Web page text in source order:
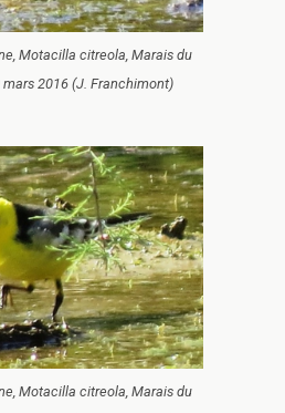
Motacilla citreola, Marais du
mars 2016 (J. Franchimont)
Motacilla citreola, Marais du